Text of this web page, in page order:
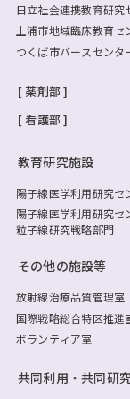
日立社会連携教育研究
土浦市地域臨床教育セ
つくば市バースセンタ
薬剤部
看護部
教育研究施設
陽子線医学利用研究セ
陽子線医学利用研究セ
粒子線研究戦略部門
その他の施設等
放射線治療品質管理室
国際戦略総合特区推進
ボランティア室
共同利用・共同研